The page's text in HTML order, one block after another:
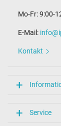
Mo-Fr: 9:00-
E-Mail:
Kontakt
Service